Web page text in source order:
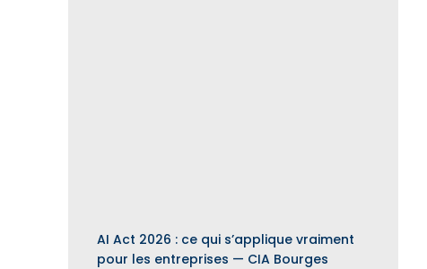
AI Act 2026 : ce qui s’applique vraiment
pour les entreprises — CIA Bourges